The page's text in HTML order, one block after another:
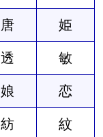
唐 姫
透 敏
娘 恋
紡 紋